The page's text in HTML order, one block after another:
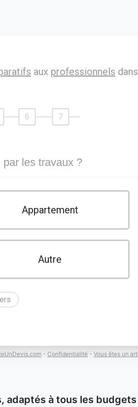
aux professionnels dans
6 7
les travaux ?
Appartement
Autre
- Confidentialité - Vous êtes un
adaptés à tous les budgets